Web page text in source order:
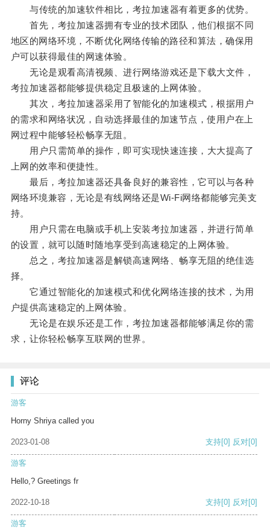
与传统的加速软件相比，考拉加速器有着更多的优势。
首先，考拉加速器拥有专业的技术团队，他们根据不同
地区的网络环境，不断优化网络传输的路径和算法，确保用
户可以获得最佳的网速体验。
无论是观看高清视频、进行网络游戏还是下载大文件，
考拉加速器都能够提供稳定且极速的上网体验。
其次，考拉加速器采用了智能化的加速模式，根据用户
的需求和网络状况，自动选择最佳的加速节点，使用户在上
网过程中能够轻松畅享无阻。
用户只需简单的操作，即可实现快速连接，大大提高了
上网的效率和便捷性。
最后，考拉加速器还具备良好的兼容性，它可以与各种
网络环境兼容，无论是有线网络还是Wi-Fi网络都能够完美支
持。
用户只需在电脑或手机上安装考拉加速器，并进行简单
的设置，就可以随时随地享受到高速稳定的上网体验。
总之，考拉加速器是解锁高速网络、畅享无阻的绝佳选
择。
它通过智能化的加速模式和优化网络连接的技术，为用
户提供高速稳定的上网体验。
无论是在娱乐还是工作，考拉加速器都能够满足你的需
求，让你轻松畅享互联网的世界。
评论
游客
Horny Shriya called you
2023-01-08 支持[0] 反对[0]
游客
Hello,? Greetings fr
2022-10-18 支持[0] 反对[0]
游客